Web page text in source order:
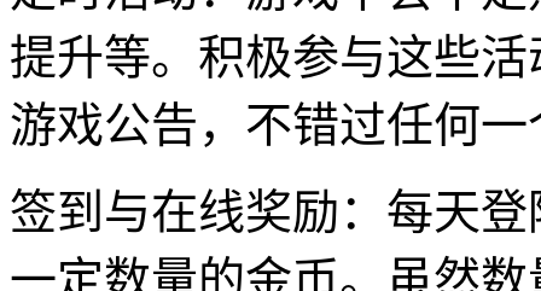
提升等。积极参与这些
游戏公告，不错过任何
签到与在线奖励：每天
一定数量的金币。虽然